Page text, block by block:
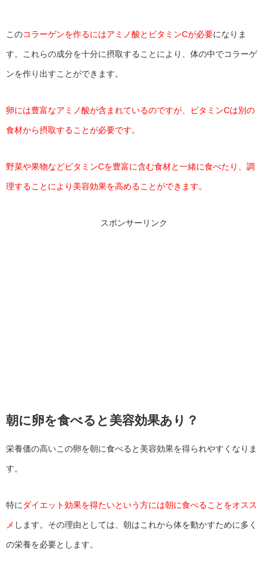
このコラーゲンを作るにはアミノ酸とビタミンCが必要になりま
す。これらの成分を十分に摂取することにより、体の中でコラーゲ
ンを作り出すことができます。
卵には豊富なアミノ酸が含まれているのですが、ビタミンCは別の
食材から摂取することが必要です。
野菜や果物などビタミンCを豊富に含む食材と一緒に食べたり、調
理することにより美容効果を高めることができます。
スポンサーリンク
朝に卵を食べると美容効果あり？
栄養価の高いこの卵を朝に食べると美容効果を得られやすくなりま
す。
特に ダイエット効果を得たいという方には朝に食べることをオスス
メ します。その理由としては、朝はこれから体を動かすために多く
の栄養を必要とします。